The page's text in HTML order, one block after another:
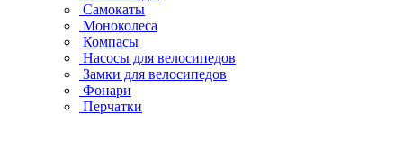
Самокаты
Моноколеса
Компасы
Насосы для велосипедов
Замки для велосипедов
Фонари
Перчатки